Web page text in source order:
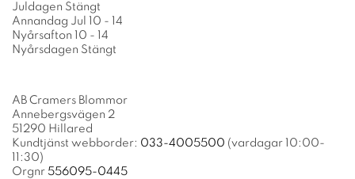
Juldagen Stängt
Annandag Jul 10 - 14
Nyårsafton 10 - 14
Nyårsdagen Stängt
AB Cramers Blommor
Annebergsvägen 2
51290 Hillared
Kundtjänst webborder: 033-4005500 (vardagar 10:00-
11:30)
Orgnr 556095-0445